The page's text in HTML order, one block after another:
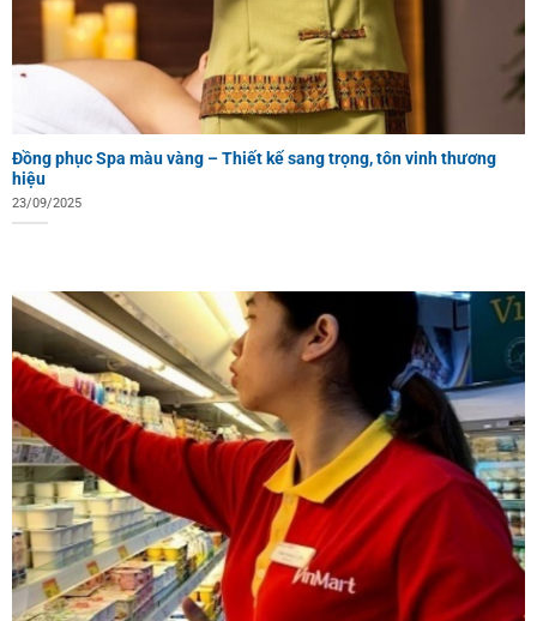
Đồng phục Spa màu vàng – Thiết kế sang trọng, tôn vinh thương
hiệu
23/09/2025